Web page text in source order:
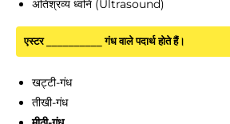
अतिश्रव्य ध्वनि (Ultrasound)
एस्टर __________ गंध वाले पदार्थ होते हैं।
खट्टी-गंध
तीखी-गंध